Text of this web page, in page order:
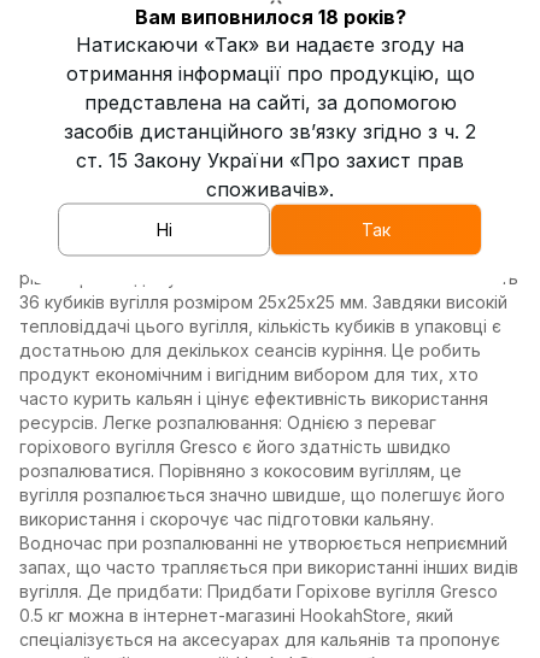
без додавання хімічних речовин. Це означає, що під час
куріння ви не відчуватимете жодних сторонніх запахів
або домішок, що дозволяє повністю насолодитися
смаком обраного тютюну. Натуральний склад також
робить це вугілля безпечним для здоров'я, що є
важливим фактором для багатьох курців. Тривалість
горіння: Gresco забезпечує стабільну температуру горіння
протягом 70-80 хвилин. Це дозволяє насолоджуватися
довгими сеансами куріння без необхідності частої заміни
вугілля. Стабільний жар підтримується протягом усього
сеансу, що є важливим для отримання насиченого і
рівномірного диму. Економічність: Упаковка Gresco містить
36 кубиків вугілля розміром 25х25х25 мм. Завдяки високій
тепловіддачі цього вугілля, кількість кубиків в упаковці є
достатньою для декількох сеансів куріння. Це робить
продукт економічним і вигідним вибором для тих, хто
часто курить кальян і цінує ефективність використання
ресурсів. Легке розпалювання: Однією з переваг
горіхового вугілля Gresco є його здатність швидко
розпалюватися. Порівняно з кокосовим вугіллям, це
вугілля розпалюється значно швидше, що полегшує його
використання і скорочує час підготовки кальяну.
Водночас при розпалюванні не утворюється неприємний
запах, що часто трапляється при використанні інших видів
вугілля. Де придбати: Придбати Горіхове вугілля Gresco
0.5 кг можна в інтернет-магазині HookahStore, який
спеціалізується на аксесуарах для кальянів та пропонує
Вам виповнилося 18 років?
Натискаючи «Так» ви надаєте згоду на
отримання інформації про продукцію, що
представлена на сайті, за допомогою
засобів дистанційного зв’язку згідно з ч. 2
ст. 15 Закону України «Про захист прав
споживачів».
Ні Так